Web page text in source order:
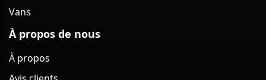
Vans
À propos de nous
À propos